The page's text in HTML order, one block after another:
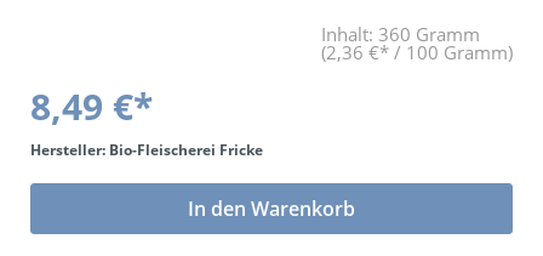
Inhalt: 360 Gramm
(2,36 €* / 100 Gramm)
8,49 €*
Hersteller: Bio-Fleischerei Fricke
In den Warenkorb